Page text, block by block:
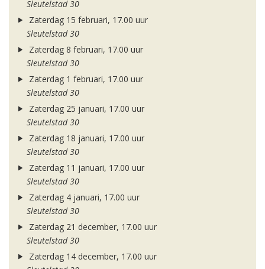
Sleutelstad 30
Zaterdag 15 februari, 17.00 uur
Sleutelstad 30
Zaterdag 8 februari, 17.00 uur
Sleutelstad 30
Zaterdag 1 februari, 17.00 uur
Sleutelstad 30
Zaterdag 25 januari, 17.00 uur
Sleutelstad 30
Zaterdag 18 januari, 17.00 uur
Sleutelstad 30
Zaterdag 11 januari, 17.00 uur
Sleutelstad 30
Zaterdag 4 januari, 17.00 uur
Sleutelstad 30
Zaterdag 21 december, 17.00 uur
Sleutelstad 30
Zaterdag 14 december, 17.00 uur